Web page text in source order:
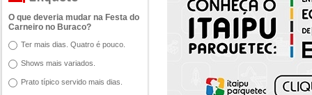
O que deveria mudar na Festa do
Carneiro no Buraco?
Ter mais dias. Quatro é pouco.
Shows mais variados.
Prato típico servido mais dias.